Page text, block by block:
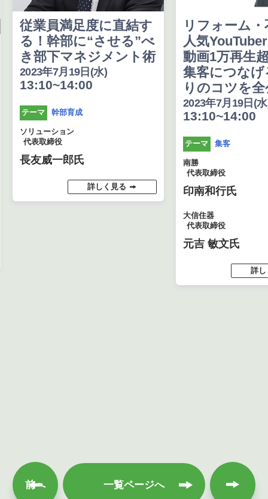
従業員満足度に直結す
る！幹部に“させる”べ
き部下マネジメント術
2023年7月19日(水)
13:10~14:00
テーマ 幹部育成
ソリューション
代表取締役
長友威一郎氏
詳しく見る
リフォーム
人気
動画1万再生
集客につなげ
りのコツを全
2023年7月19日(
13:10~14:00
テーマ 集客
南勝
代表取締役
印南和行氏
大信住器
代表取締役
元吉 敏文氏
詳
前へ 一覧ページへ
次へ